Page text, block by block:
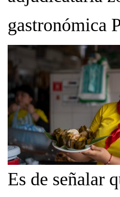
gastronómica
Es de señalar